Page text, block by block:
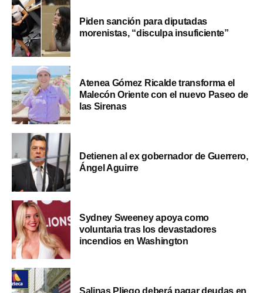
Piden sanción para diputadas
morenistas, “disculpa insuficiente”
Atenea Gómez Ricalde transforma el
Malecón Oriente con el nuevo Paseo de
las Sirenas
Detienen al ex gobernador de Guerrero,
Ángel Aguirre
Sydney Sweeney apoya como
voluntaria tras los devastadores
incendios en Washington
Salinas Pliego deberá pagar deudas en